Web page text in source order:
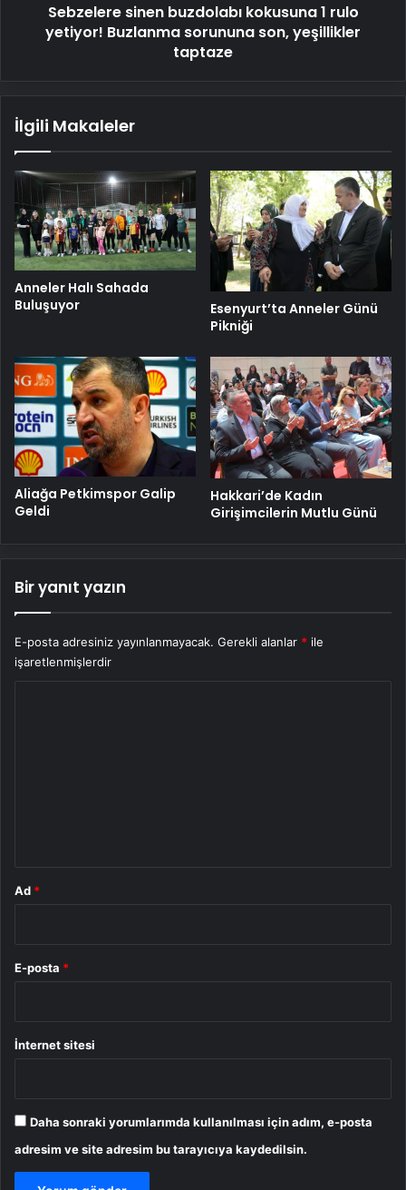
yeşillikler
Sebzelere sinen buzdolabı kokusuna 1 rulo
yetiyor! Buzlanma sorununa son, yeşillikler
taptaze
İlgili Makaleler
Anneler Halı Sahada
Buluşuyor
Esenyurt’ta Anneler Günü
Pikniği
Aliağa Petkimspor Galip
Geldi
Hakkari’de Kadın
Girişimcilerin Mutlu Günü
Bir yanıt yazın
E-posta adresiniz yayınlanmayacak. Gerekli alanlar * ile
işaretlenmişlerdir
Ad *
E-posta *
İnternet sitesi
Daha sonraki yorumlarımda kullanılması için adım, e-posta
adresim ve site adresim bu tarayıcıya kaydedilsin.